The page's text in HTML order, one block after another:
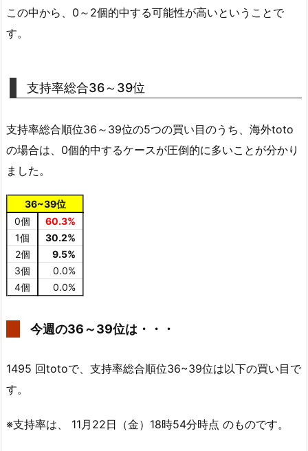
この中から、0～2個的中する可能性が高いということで
す。
支持率総合36～39位
支持率総合順位36～39位の5つの買い目のうち、海外toto
の場合は、0個的中するケースが圧倒的に多いことが分かり
ました。
36~39位
0個
60.3%
1個
30.2%
2個
9.5%
3個
0.0%
4個
0.0%
今週の36～39位は・・・
1495 回totoで、支持率総合順位36~39位は以下の買い目で
す。
※支持率は、 11月22日（金）18時54分時点 のものです。